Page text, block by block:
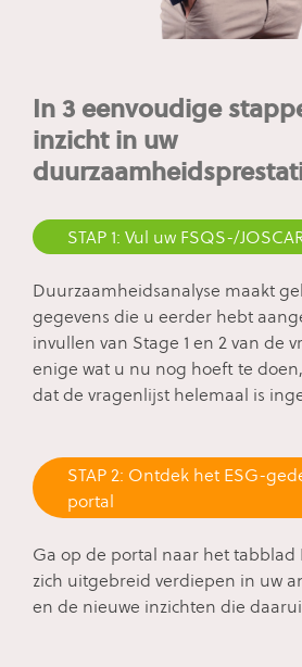
In 3 eenvoudige
inzicht in uw
STAP 1: Vul uw FSQS-/
Duurzaamheidsanalyse maakt
gegevens die u eerder hebt
invullen van Stage 1 en 2 van de
enige wat u nu nog hoeft te
dat de vragenlijst helemaal is
STAP 2: Ontdek het ESG-
portal
Ga op de portal naar het tabblad
zich uitgebreid verdiepen in uw
en de nieuwe inzichten die